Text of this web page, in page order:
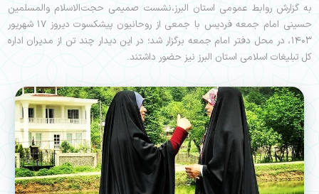
به گزارش روابط عمومی استان البرز،نشست صمیمی حجت‌الاسلام والمسلمین
حسینی امام جمعه فردیس با جمعی از روحانیون پیشکسوت دیروز ۱۷ شهریور
۱۴۰۳، در محل دفتر امام جمعه برگزار شد؛ در این دیدار چند تن از مدیران اداره
کل تبلیغات اسلامی استان البرز نیز حضور داشتند.